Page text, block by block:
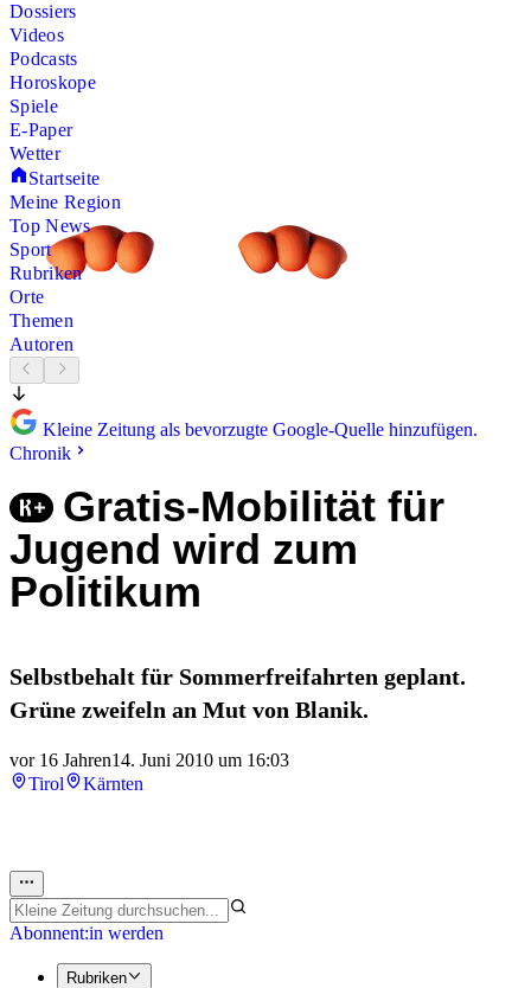
Dossiers
Videos
Podcasts
Horoskope
Spiele
E-Paper
Wetter
Startseite
Meine Region
Top News
Sport
Rubriken
Orte
Themen
Autoren
Kleine Zeitung als bevorzugte Google-Quelle hinzufügen.
Chronik
Gratis-Mobilität für
Jugend wird zum
Politikum
Selbstbehalt für Sommerfreifahrten geplant.
Grüne zweifeln an Mut von Blanik.
vor 16 Jahren14. Juni 2010 um 16:03
Tirol
Kärnten
Abonnent:in werden
Rubriken